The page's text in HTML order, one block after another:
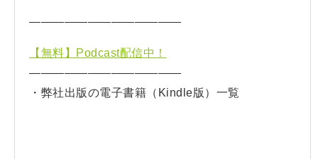
—————————————
【無料】Podcast配信中！
—————————————
・弊社出版の電子書籍（Kindle版）一覧